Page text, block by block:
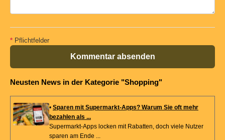
* Pflichtfelder
Kommentar absenden
Neusten News in der Kategorie "Shopping"
• Sparen mit Supermarkt-Apps? Warum Sie oft mehr
bezahlen als ...
Supermarkt-Apps locken mit Rabatten, doch viele Nutzer
sparen am Ende ...